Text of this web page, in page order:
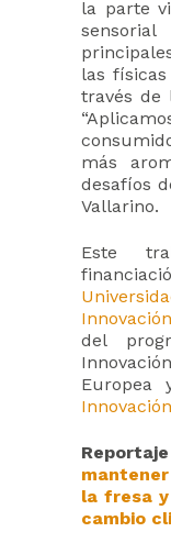
la parte
las
través de
más
desafíos
Vallarino.
Este
del
Europea
la fresa
cambio